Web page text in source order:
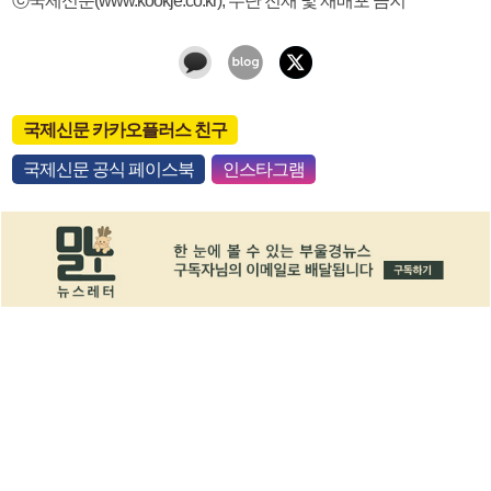
국제신문 카카오플러스 친구
국제신문 공식 페이스북 인스타그램